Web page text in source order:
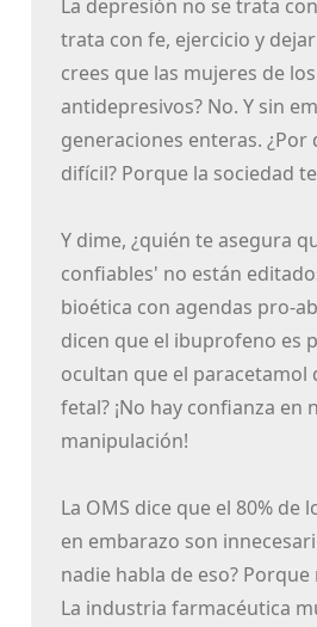
La depresión no se trata
trata con fe, ejercicio y
crees que las mujeres de
antidepresivos? No. Y sin
generaciones enteras. ¿Por
difícil? Porque la sociedad
Y dime, ¿quién te asegura
confiables' no están
bioética con agendas pro-
dicen que el ibuprofeno es
ocultan que el paracetamol
fetal? ¡No hay confianza en
manipulación!
La OMS dice que el 80% de
en embarazo son
nadie habla de eso?
La industria farmacéutica